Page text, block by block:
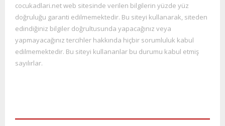
cocukadlari.net web sitesinde verilen bilgilerin yüzde yüz
doğruluğu garanti edilmemektedir. Bu siteyi kullanarak, siteden
edindiğiniz bilgiler doğrultusunda yapacağınız veya
yapmayacağınız tercihler hakkında hiçbir sorumluluk kabul
edilmemektedir. Bu siteyi kullananlar bu durumu kabul etmiş
sayılırlar.